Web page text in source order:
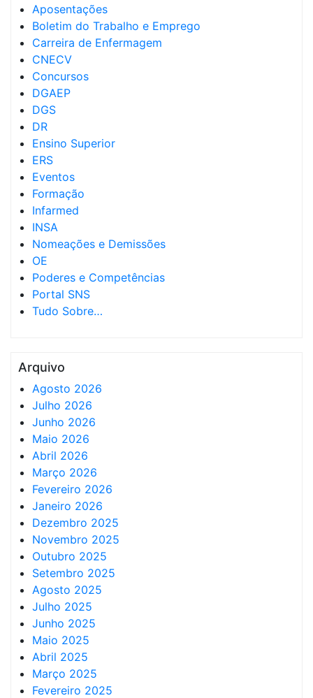
Aposentações
Boletim do Trabalho e Emprego
Carreira de Enfermagem
CNECV
Concursos
DGAEP
DGS
DR
Ensino Superior
ERS
Eventos
Formação
Infarmed
INSA
Nomeações e Demissões
OE
Poderes e Competências
Portal SNS
Tudo Sobre…
Arquivo
Agosto 2026
Julho 2026
Junho 2026
Maio 2026
Abril 2026
Março 2026
Fevereiro 2026
Janeiro 2026
Dezembro 2025
Novembro 2025
Outubro 2025
Setembro 2025
Agosto 2025
Julho 2025
Junho 2025
Maio 2025
Abril 2025
Março 2025
Fevereiro 2025